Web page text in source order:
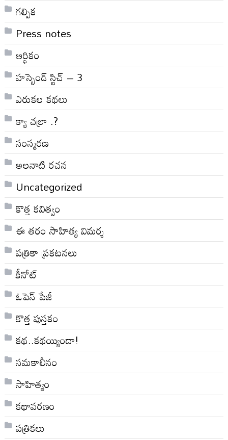
గల్పిక
Press notes
ఆర్ధికం
హస్బెండ్ స్టిచ్ – 3
ఎరుకల కథలు
క్యా చల్రా .?
సంస్మరణ
అలనాటి రచన
Uncategorized
కొత్త కవిత్వం
ఈ తరం సాహిత్య విమర్శ
పత్రికా ప్రకటనలు
కీనోట్
ఓపెన్ పేజీ
కొత్త పుస్తకం
కథ..కథయ్యిందా!
సమకాలీనం
సాహిత్యం
కథావరణం
పత్రికలు